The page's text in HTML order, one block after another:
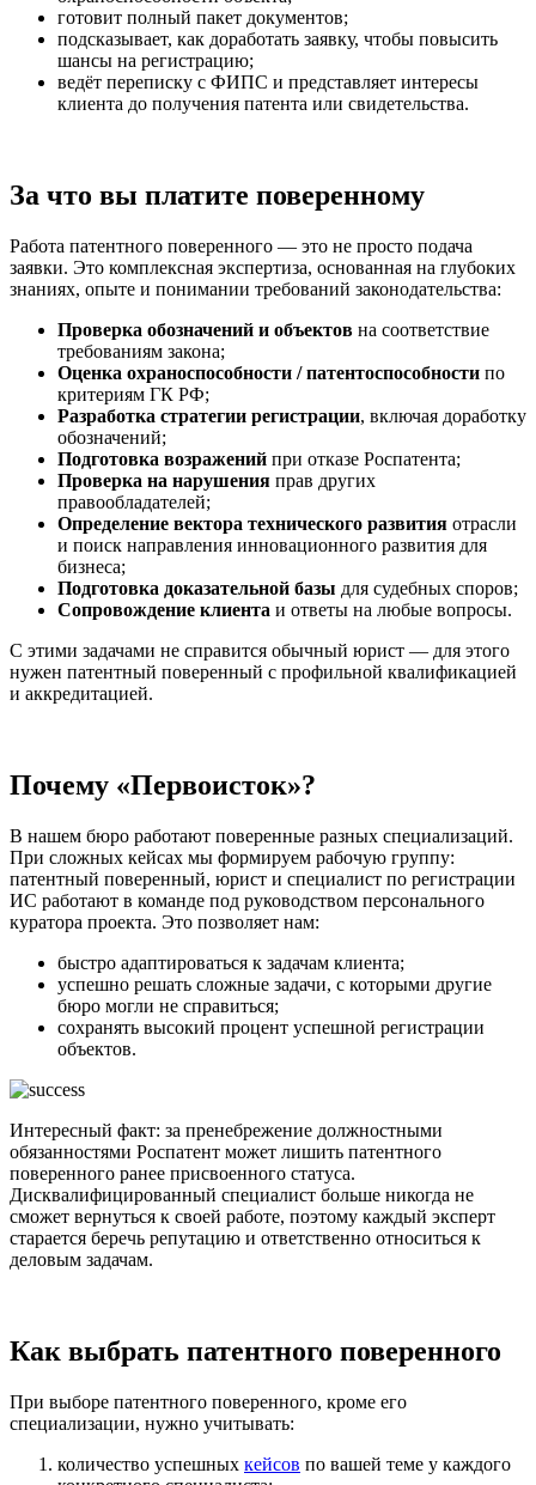
готовит полный пакет документов;
подсказывает, как доработать заявку, чтобы повысить
шансы на регистрацию;
ведёт переписку с ФИПС и представляет интересы
клиента до получения патента или свидетельства.
За что вы платите поверенному
Работа патентного поверенного — это не просто подача
заявки. Это комплексная экспертиза, основанная на глубоких
знаниях, опыте и понимании требований законодательства:
Проверка обозначений и объектов на соответствие
требованиям закона;
Оценка охраноспособности / патентоспособности по
критериям ГК РФ;
Разработка стратегии регистрации, включая доработку
обозначений;
Подготовка возражений при отказе Роспатента;
Проверка на нарушения прав других
правообладателей;
Определение вектора технического развития отрасли
и поиск направления инновационного развития для
бизнеса;
Подготовка доказательной базы для судебных споров;
Сопровождение клиента и ответы на любые вопросы.
С этими задачами не справится обычный юрист — для этого
нужен патентный поверенный с профильной квалификацией
и аккредитацией.
Почему «Первоисток»?
В нашем бюро работают поверенные разных специализаций.
При сложных кейсах мы формируем рабочую группу:
патентный поверенный, юрист и специалист по регистрации
ИС работают в команде под руководством персонального
куратора проекта. Это позволяет нам:
быстро адаптироваться к задачам клиента;
успешно решать сложные задачи, с которыми другие
бюро могли не справиться;
сохранять высокий процент успешной регистрации
объектов.
Интересный факт: за пренебрежение должностными
обязанностями Роспатент может лишить патентного
поверенного ранее присвоенного статуса.
Дисквалифицированный специалист больше никогда не
сможет вернуться к своей работе, поэтому каждый эксперт
старается беречь репутацию и ответственно относиться к
деловым задачам.
Как выбрать патентного поверенного
При выборе патентного поверенного, кроме его
специализации, нужно учитывать:
количество успешных кейсов по вашей теме у каждого